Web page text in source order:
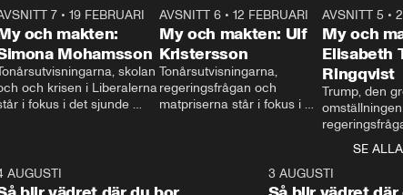
24:30
7• 19 FEBRUARI
och makten:
Mohamsson
skolan
och krisen i Liberalerna
i fokus i det sjunde
My
ställer
27:30
AVSNITT 6 •12 FEBRUARI
My och makten: Ulf
Kristersson
Tonårsutvisningarna,
regeringsfrågan och
matpriserna står i fokus i
Rohwedder ställer
AVSNITT 5 •
My och
Elisabeth
Ringqvist
Trump, den
centrum i
avsnittet av
Makten”. Se
Aftonbladets
SE ALLA
AUGUSTI 3 AUGUSTI